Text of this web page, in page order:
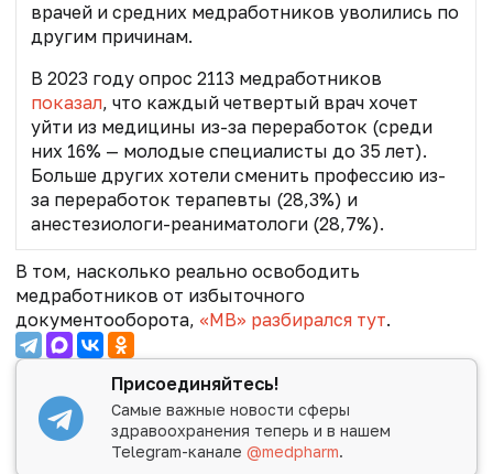
врачей и средних медработников уволились по
другим причинам.
В 2023 году опрос 2113 медработников
показал, что каждый четвертый врач хочет
уйти из медицины из-за переработок (среди
них 16% — молодые специалисты до 35 лет).
Больше других хотели сменить профессию из-
за переработок терапевты (28,3%) и
анестезиологи-реаниматологи (28,7%).
В том, насколько реально освободить
медработников от избыточного
документооборота, «МВ» разбирался тут.
Присоединяйтесь!
Самые важные новости сферы
здравоохранения теперь и в нашем
Telegram-канале@medpharm.